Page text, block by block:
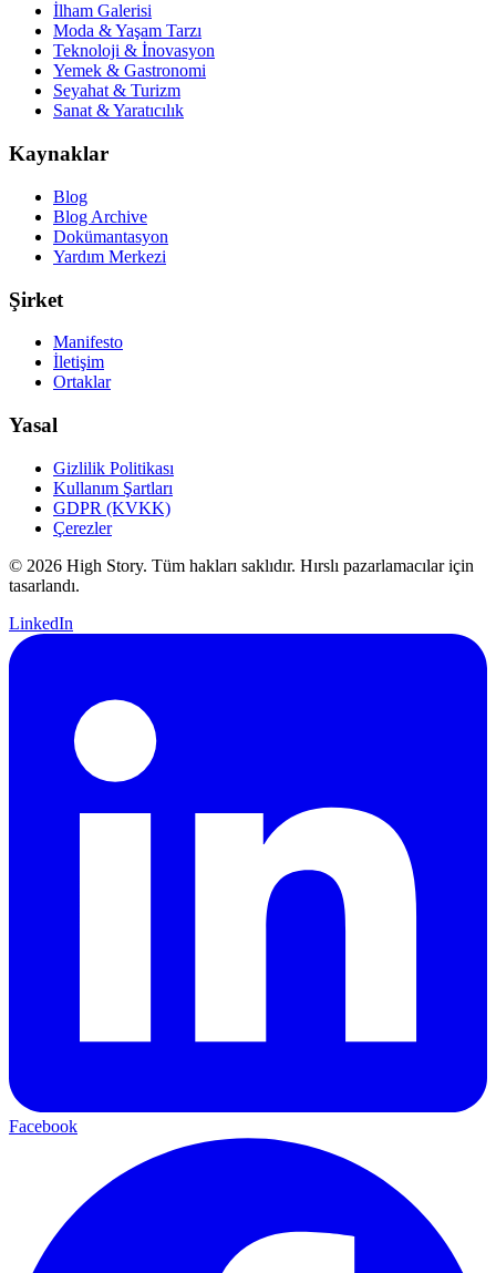
İlham Galerisi
Moda & Yaşam Tarzı
Teknoloji & İnovasyon
Yemek & Gastronomi
Seyahat & Turizm
Sanat & Yaratıcılık
Kaynaklar
Blog
Blog Archive
Dokümantasyon
Yardım Merkezi
Şirket
Manifesto
İletişim
Ortaklar
Yasal
Gizlilik Politikası
Kullanım Şartları
GDPR (KVKK)
Çerezler
© 2026 High Story. Tüm hakları saklıdır. Hırslı pazarlamacılar için
tasarlandı.
LinkedIn
Facebook